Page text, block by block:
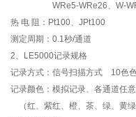
WRe5-WRe26、W-
热 电 阻：Pt100、JPt100
测定周期：0.1秒/通道
2、LE5000记录规格
记录方式：信号扫描方式 10色
记录颜色：模拟记录、各通道任
（红、紫红、橙、茶、绿、黄